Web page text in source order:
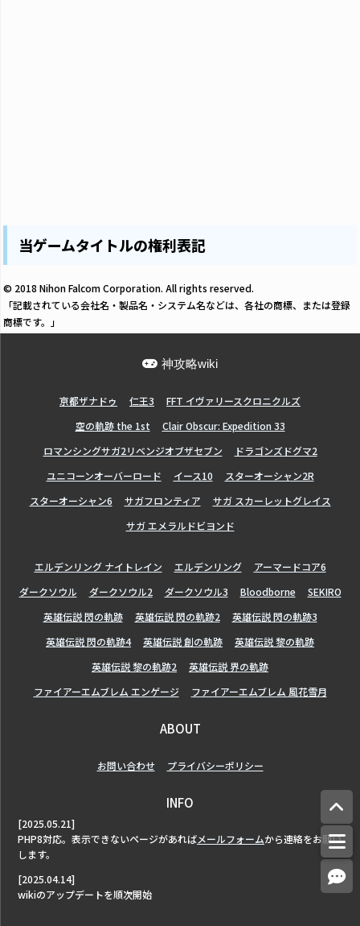
当ゲームタイトルの権利表記
© 2018 Nihon Falcom Corporation. All rights reserved.
「記載されている会社名・製品名・システム名などは、各社の商標、または登録
商標です。」
神攻略wiki
亰都ザナドゥ 仁王3
FFT イヴァリースクロニクルズ
空の軌跡 the 1st
Clair Obscur: Expedition 33
ロマンシングサガ2リベンジオブザセブン
ドラゴンズドグマ2
ユニコーンオーバーロード
イース10
スターオーシャン2R
スターオーシャン6
サガフロンティア
サガ スカーレットグレイス
サガ エメラルドビヨンド
エルデンリング ナイトレイン エルデンリング
アーマードコア6
ダークソウル
ダークソウル2 ダークソウル3 Bloodborne
SEKIRO
英雄伝説 閃の軌跡
英雄伝説 閃の軌跡2
英雄伝説 閃の軌跡3
英雄伝説 閃の軌跡4
英雄伝説 創の軌跡
英雄伝説 黎の軌跡
英雄伝説 黎の軌跡2
英雄伝説 界の軌跡
ファイアーエムブレム エンゲージ
ファイアーエムブレム 風花雪月
ABOUT
お問い合わせ プライバシーポリシー
INFO
[2025.05.21]
PHP8対応。表示できないページがあればメールフォームから連絡をお願い
します。
[2025.04.14]
wikiのアップデートを順次開始